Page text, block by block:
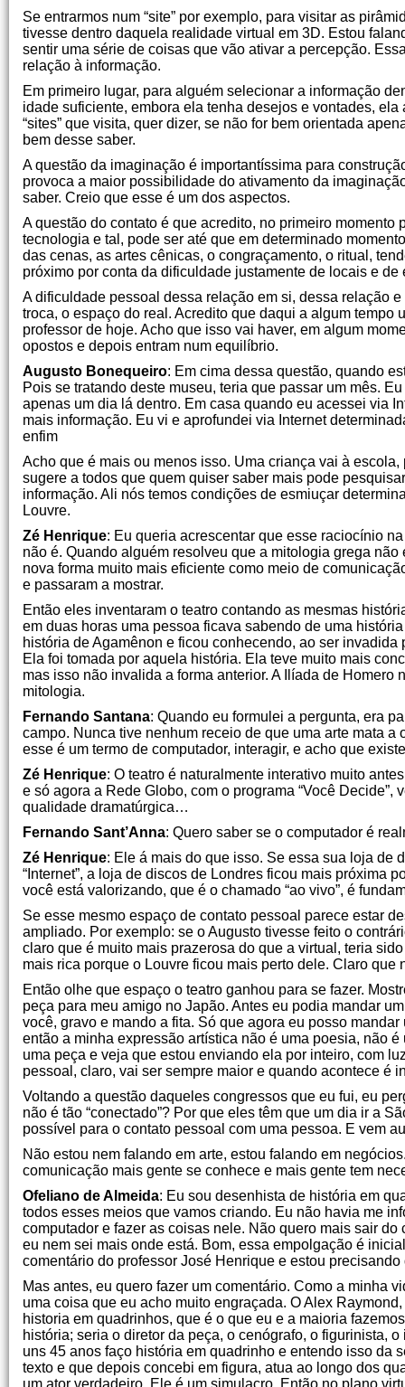
Se entrarmos num “site” por exemplo, para visitar as
tivesse dentro daquela realidade virtual em 3D. Estou
sentir uma série de coisas que vão ativar a percepção.
relação à informação.
Em primeiro lugar, para alguém selecionar a informação
idade suficiente, embora ela tenha desejos e vontades,
“sites” que visita, quer dizer, se não for bem orientada
bem desse saber.
A questão da imaginação é importantíssima para
provoca a maior possibilidade do ativamento da
saber. Creio que esse é um dos aspectos.
A questão do contato é que acredito, no primeiro
tecnologia e tal, pode ser até que em determinado
das cenas, as artes cênicas, o congraçamento, o ritual,
próximo por conta da dificuldade justamente de locais e de
A dificuldade pessoal dessa relação em si, dessa relação
troca, o espaço do real. Acredito que daqui a algum tempo
professor de hoje. Acho que isso vai haver, em algum
opostos e depois entram num equilíbrio.
Augusto Bonequeiro: Em cima dessa questão, quando
Pois se tratando deste museu, teria que passar um mês.
apenas um dia lá dentro. Em casa quando eu acessei via
mais informação. Eu vi e aprofundei via Internet
enfim
Acho que é mais ou menos isso. Uma criança vai à
sugere a todos que quem quiser saber mais pode
informação. Ali nós temos condições de esmiuçar
Louvre.
Zé Henrique: Eu queria acrescentar que esse raciocínio
não é. Quando alguém resolveu que a mitologia grega
nova forma muito mais eficiente como meio de
e passaram a mostrar.
Então eles inventaram o teatro contando as mesmas
em duas horas uma pessoa ficava sabendo de uma
história de Agamênon e ficou conhecendo, ao ser
Ela foi tomada por aquela história. Ela teve muito mais
mas isso não invalida a forma anterior. A Ilíada de
mitologia.
Fernando Santana: Quando eu formulei a pergunta, era
campo. Nunca tive nenhum receio de que uma arte mata
esse é um termo de computador, interagir, e acho que
Zé Henrique: O teatro é naturalmente interativo muito
e só agora a Rede Globo, com o programa “Você
qualidade dramatúrgica…
Fernando Sant’Anna: Quero saber se o computador é
Zé Henrique: Ele á mais do que isso. Se essa sua loja de
“Internet”, a loja de discos de Londres ficou mais próxima
você está valorizando, que é o chamado “ao vivo”, é
Se esse mesmo espaço de contato pessoal parece estar
ampliado. Por exemplo: se o Augusto tivesse feito o
claro que é muito mais prazerosa do que a virtual, teria
mais rica porque o Louvre ficou mais perto dele. Claro
Então olhe que espaço o teatro ganhou para se fazer.
peça para meu amigo no Japão. Antes eu podia mandar
você, gravo e mando a fita. Só que agora eu posso
então a minha expressão artística não é uma poesia, não
uma peça e veja que estou enviando ela por inteiro, com
pessoal, claro, vai ser sempre maior e quando acontece é
Voltando a questão daqueles congressos que eu fui, eu
não é tão “conectado”? Por que eles têm que um dia ir a
possível para o contato pessoal com uma pessoa. E vem
Não estou nem falando em arte, estou falando em
comunicação mais gente se conhece e mais gente tem
Ofeliano de Almeida: Eu sou desenhista de história em
todos esses meios que vamos criando. Eu não havia me
computador e fazer as coisas nele. Não quero mais sair
eu nem sei mais onde está. Bom, essa empolgação é
comentário do professor José Henrique e estou
Mas antes, eu quero fazer um comentário. Como a minha
uma coisa que eu acho muito engraçada. O Alex
historia em quadrinhos, que é o que eu e a maioria
história; seria o diretor da peça, o cenógrafo, o figurinista,
uns 45 anos faço história em quadrinho e entendo isso da
texto e que depois concebi em figura, atua ao longo dos
um ator verdadeiro. Ele é um simulacro. Então no plano